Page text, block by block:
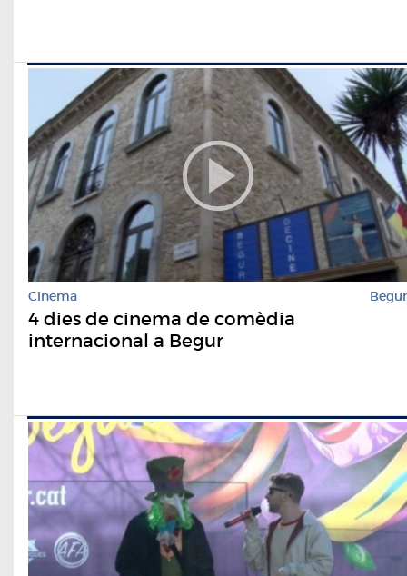
Cinema Begur
4 dies de cinema de comèdia
internacional a Begur